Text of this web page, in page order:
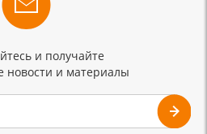
и получайте
новости и материалы